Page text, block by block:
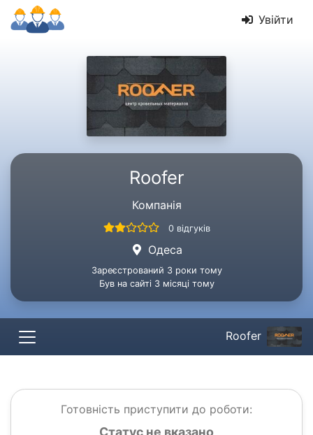
Увійти
Roofer
Компанія
0 відгуків
Одеса
Зареєстрований 3 роки тому
Був на сайті 3 місяці тому
Roofer
Готовність приступити до роботи:
Статус не вказано